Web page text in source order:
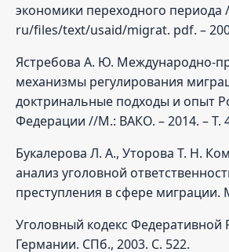
экономики переходного
ru/files/text/usaid/migrat. pdf. –
Ястребова А. Ю. Международно-
механизмы регулирования
доктринальные подходы и опыт
Федерации //М.: ВАКО. – 2014. – Т.
Букалерова Л. А., Уторова Т. Н.
анализ уголовной
преступления в сфере миграции.
Уголовный кодекс Федеративной
Германии. СПб., 2003. С. 522.